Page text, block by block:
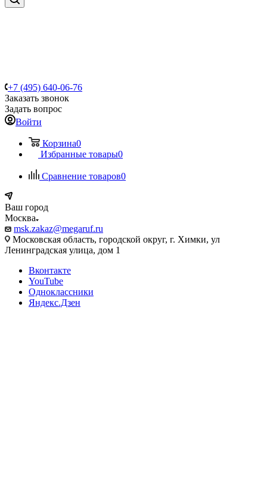
+7 (495) 640-06-76
Заказать звонок
Задать вопрос
Войти
Корзина0
Избранные товары0
Сравнение товаров0
Ваш город
Москва
msk.zakaz@megaruf.ru
Московская область, городской округ, г. Химки, ул
Ленинградская улица, дом 1
Вконтакте
YouTube
Одноклассники
Яндекс.Дзен